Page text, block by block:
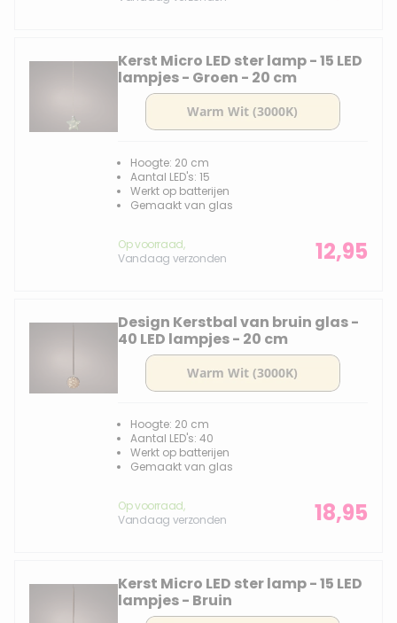
Kerst Micro LED ster lamp - 15 LED
lampjes - Groen - 20 cm
Hoogte: 20 cm
Aantal LED's: 15
Werkt op batterijen
Gemaakt van glas
Op voorraad,
Vandaag verzonden
12,95
Design Kerstbal van bruin glas -
40 LED lampjes - 20 cm
Hoogte: 20 cm
Aantal LED's: 40
Werkt op batterijen
Gemaakt van glas
Op voorraad,
Vandaag verzonden
18,95
Kerst Micro LED ster lamp - 15 LED
lampjes - Bruin